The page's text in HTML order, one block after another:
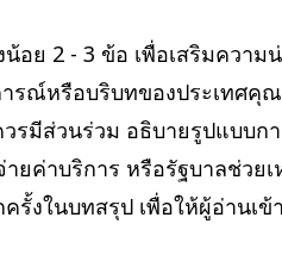
อย 2 - 3 ข้อ เพื่อเสริมควา
รณ์หรือบริบทของประเทศคุ
รมีส่วนร่วม อธิบายรูปแบบก
ยค่าบริการ หรือรัฐบาลช่วย
รั้งในบทสรุป เพื่อให้ผู้อ่านเ